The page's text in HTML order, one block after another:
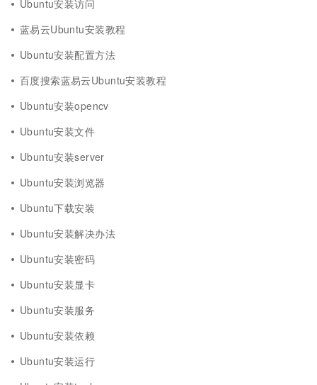
Ubuntu安装访问
蓝易云Ubuntu安装教程
Ubuntu安装配置方法
百度搜索蓝易云Ubuntu安装教程
Ubuntu安装opencv
Ubuntu安装文件
Ubuntu安装server
Ubuntu安装浏览器
Ubuntu下载安装
Ubuntu安装解决办法
Ubuntu安装密码
Ubuntu安装显卡
Ubuntu安装服务
Ubuntu安装依赖
Ubuntu安装运行